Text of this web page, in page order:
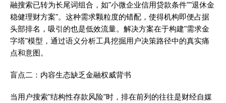
融搜索已转为长尾词组合，如"小微企业信用贷款条件""退休金
稳健理财方案"。这种需求颗粒度的错配，使得机构即便占据
头部排名，吸引的也是低效流量。解决方案在于构建"需求金
字塔"模型，通过语义分析工具挖掘用户决策路径中的真实痛
点和意图。
盲点二：内容生态缺乏金融权威背书
当用户搜索"结构性存款风险"时，排在前列的往往是财经自媒